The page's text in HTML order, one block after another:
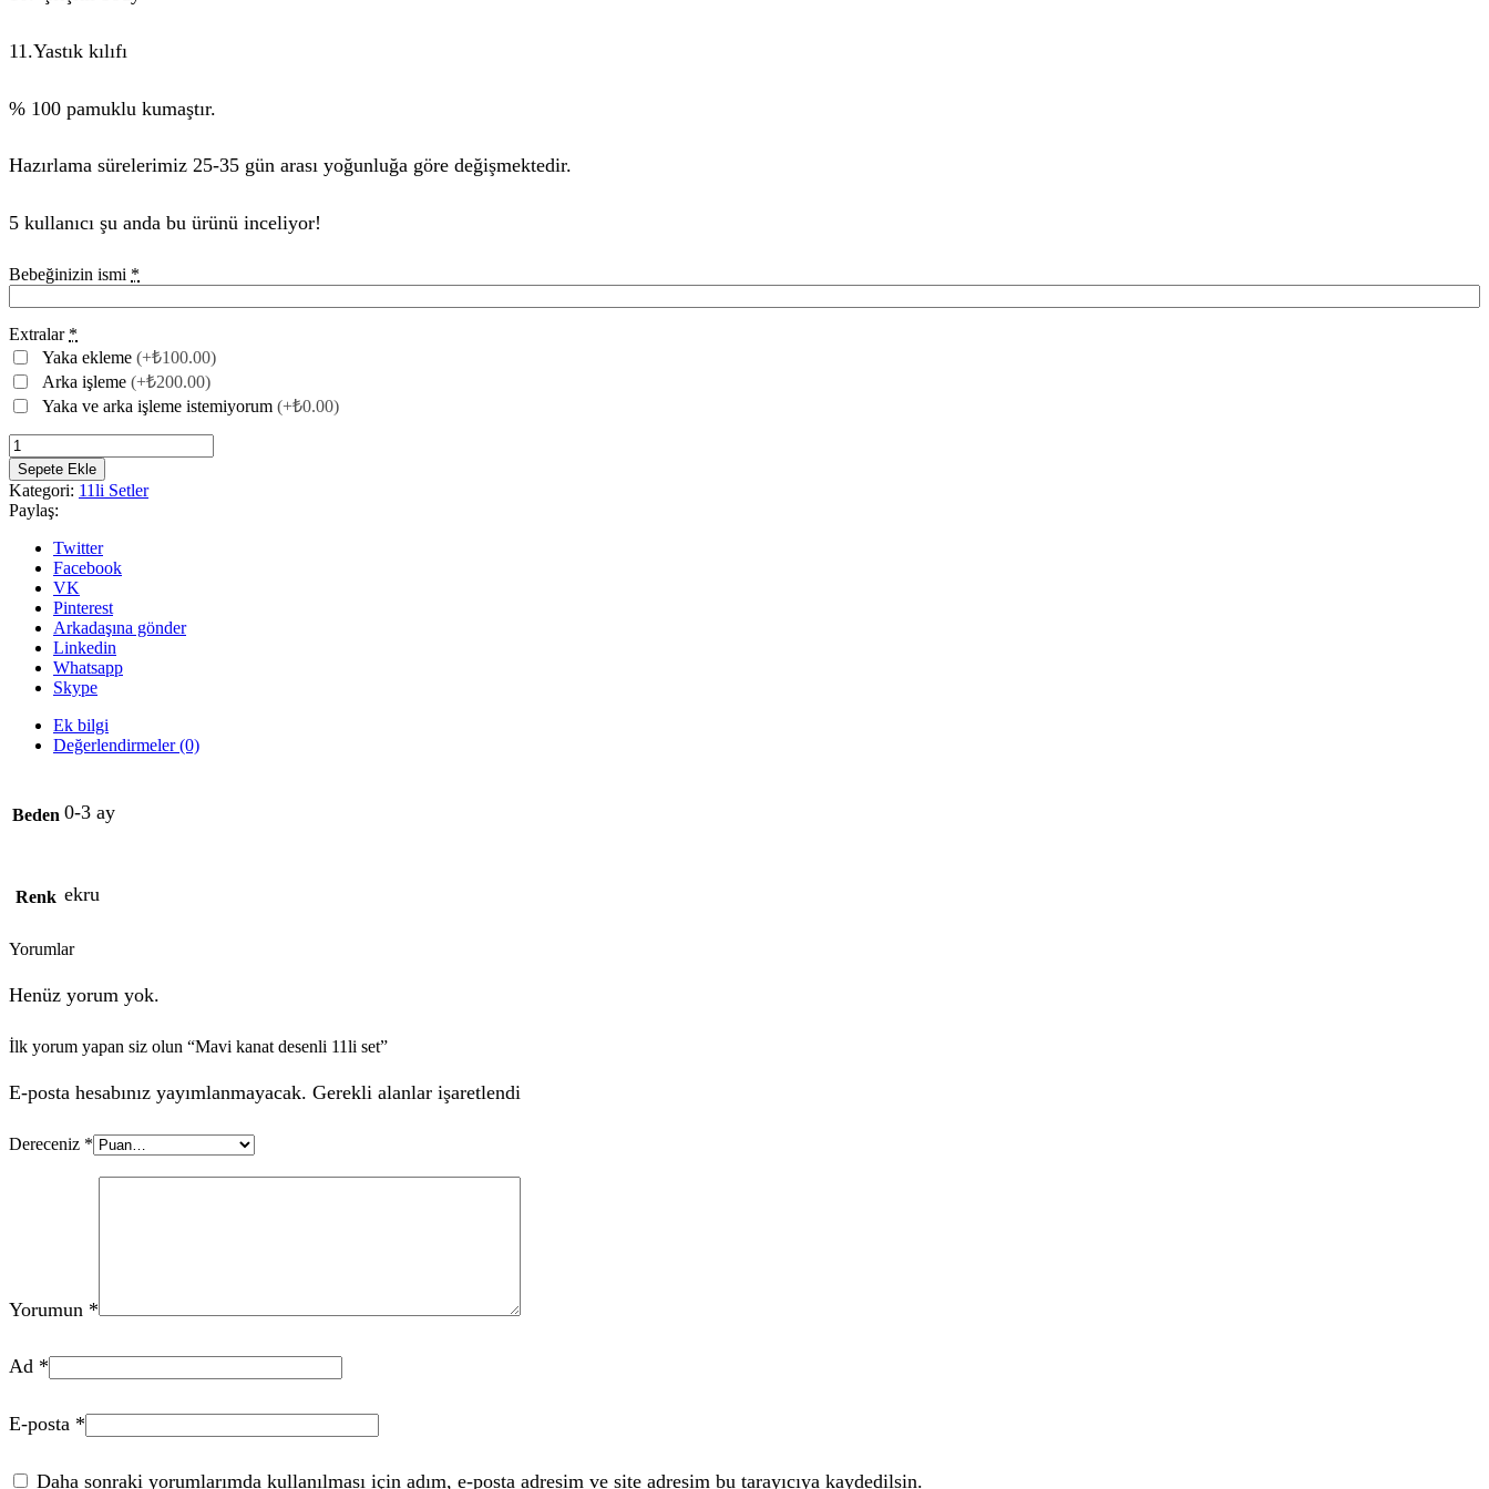
11.Yastık kılıfı
% 100 pamuklu kumaştır.
Hazırlama sürelerimiz 25-35 gün arası yoğunluğa göre değişmektedir.
5 kullanıcı şu anda bu ürünü inceliyor!
Bebeğinizin ismi *
Extralar *
Yaka ekleme (+₺100.00)
Arka işleme (+₺200.00)
Yaka ve arka işleme istemiyorum (+₺0.00)
Sepete Ekle
Kategori: 11li Setler
Paylaş:
Twitter
Facebook
VK
Pinterest
Arkadaşına gönder
Linkedin
Whatsapp
Skype
Ek bilgi
Değerlendirmeler (0)
Beden 0-3 ay
Renk ekru
Yorumlar
Henüz yorum yok.
İlk yorum yapan siz olun “Mavi kanat desenli 11li set”
E-posta hesabınız yayımlanmayacak. Gerekli alanlar işaretlendi
Dereceniz *
Yorumun *
Ad *
E-posta *
Daha sonraki yorumlarımda kullanılması için adım, e-posta adresim ve site adresim bu tarayıcıya kaydedilsin.